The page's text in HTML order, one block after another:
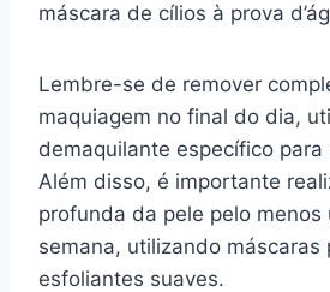
máscara de cílios à prova
Lembre-se de remover
maquiagem no final do dia,
demaquilante específico para
Além disso, é importante
profunda da pele pelo menos
semana, utilizando máscaras
esfoliantes suaves.